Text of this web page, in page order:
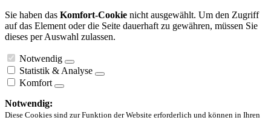
Sie haben das Komfort-Cookie nicht ausgewählt. Um den Zugriff
auf das Element oder die Seite dauerhaft zu gewähren, müssen Sie
dieses per Auswahl zulassen.
Notwendig
Statistik & Analyse
Komfort
Notwendig:
Diese Cookies sind zur Funktion der Website erforderlich und können in Ihren